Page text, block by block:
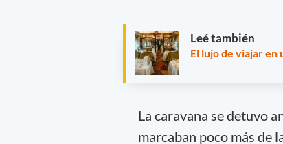
Leé también
El lujo de viajar
La caravana se detuvo
marcaban poco más de